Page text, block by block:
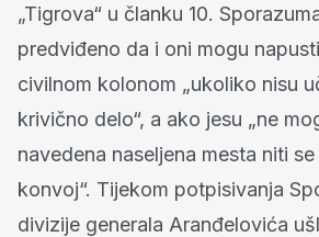
„Tigrova“ u članku 10.
predviđeno da i oni mogu
civilnom kolonom „ukoliko nisu
krivično delo“, a ako jesu „ne
navedena naseljena mesta niti
konvoj“. Tijekom potpisivanja
divizije generala Aranđelovića